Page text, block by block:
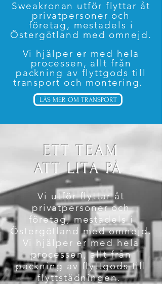
Sweakronan utför flyttar åt
privatpersoner och
företag, mestadels i
Östergötland med omnejd.
Vi hjälper er med hela
processen, allt från
packning av flyttgods till
transport och montering.
LÄS MER OM TRANSPORT
ETT TEAM
ATT LITA PÅ
Vi utför flyttar åt
privatpersoner och
företag, mestadels i
Östergötland med omnejd.
Vi hjälper er med hela
processen, allt från
packning av flyttgods till
flyttstädningen.